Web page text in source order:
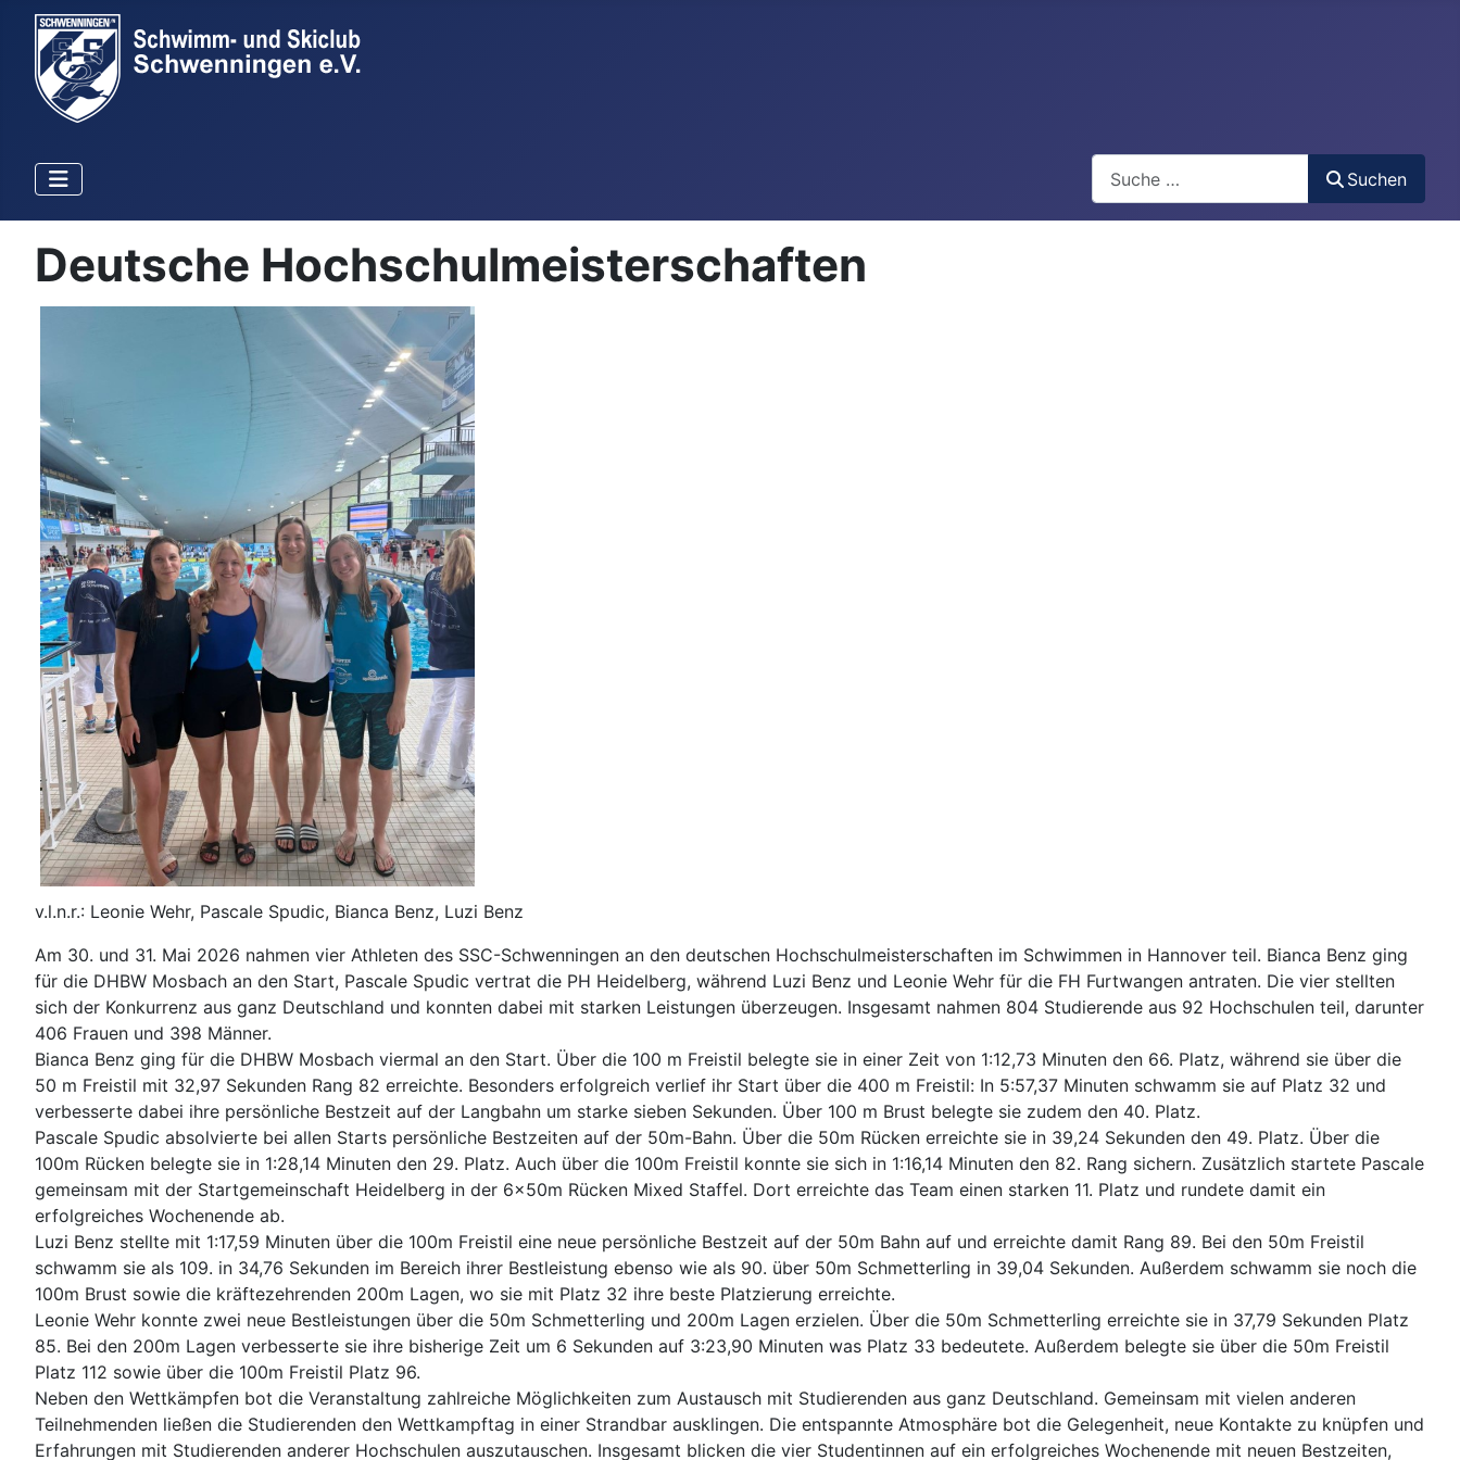
Suchen
Deutsche Hochschulmeisterschaften
v.l.n.r.: Leonie Wehr, Pascale Spudic, Bianca Benz, Luzi Benz
Am 30. und 31. Mai 2026 nahmen vier Athleten des SSC-Schwenningen an den deutschen Hochschulmeisterschaften im Schwimmen in Hannover teil. Bianca Benz ging
für die DHBW Mosbach an den Start, Pascale Spudic vertrat die PH Heidelberg, während Luzi Benz und Leonie Wehr für die FH Furtwangen antraten. Die vier stellten
sich der Konkurrenz aus ganz Deutschland und konnten dabei mit starken Leistungen überzeugen. Insgesamt nahmen 804 Studierende aus 92 Hochschulen teil, darunter
406 Frauen und 398 Männer.
Bianca Benz ging für die DHBW Mosbach viermal an den Start. Über die 100 m Freistil belegte sie in einer Zeit von 1:12,73 Minuten den 66. Platz, während sie über die
50 m Freistil mit 32,97 Sekunden Rang 82 erreichte. Besonders erfolgreich verlief ihr Start über die 400 m Freistil: In 5:57,37 Minuten schwamm sie auf Platz 32 und
verbesserte dabei ihre persönliche Bestzeit auf der Langbahn um starke sieben Sekunden. Über 100 m Brust belegte sie zudem den 40. Platz.
Pascale Spudic absolvierte bei allen Starts persönliche Bestzeiten auf der 50m-Bahn. Über die 50m Rücken erreichte sie in 39,24 Sekunden den 49. Platz. Über die
100m Rücken belegte sie in 1:28,14 Minuten den 29. Platz. Auch über die 100m Freistil konnte sie sich in 1:16,14 Minuten den 82. Rang sichern. Zusätzlich startete Pascale
gemeinsam mit der Startgemeinschaft Heidelberg in der 6x50m Rücken Mixed Staffel. Dort erreichte das Team einen starken 11. Platz und rundete damit ein
erfolgreiches Wochenende ab.
Luzi Benz stellte mit 1:17,59 Minuten über die 100m Freistil eine neue persönliche Bestzeit auf der 50m Bahn auf und erreichte damit Rang 89. Bei den 50m Freistil
schwamm sie als 109. in 34,76 Sekunden im Bereich ihrer Bestleistung ebenso wie als 90. über 50m Schmetterling in 39,04 Sekunden. Außerdem schwamm sie noch die
100m Brust sowie die kräftezehrenden 200m Lagen, wo sie mit Platz 32 ihre beste Platzierung erreichte.
Leonie Wehr konnte zwei neue Bestleistungen über die 50m Schmetterling und 200m Lagen erzielen. Über die 50m Schmetterling erreichte sie in 37,79 Sekunden Platz
85. Bei den 200m Lagen verbesserte sie ihre bisherige Zeit um 6 Sekunden auf 3:23,90 Minuten was Platz 33 bedeutete. Außerdem belegte sie über die 50m Freistil
Platz 112 sowie über die 100m Freistil Platz 96.
Neben den Wettkämpfen bot die Veranstaltung zahlreiche Möglichkeiten zum Austausch mit Studierenden aus ganz Deutschland. Gemeinsam mit vielen anderen
Teilnehmenden ließen die Studierenden den Wettkampftag in einer Strandbar ausklingen. Die entspannte Atmosphäre bot die Gelegenheit, neue Kontakte zu knüpfen und
Erfahrungen mit Studierenden anderer Hochschulen auszutauschen. Insgesamt blicken die vier Studentinnen auf ein erfolgreiches Wochenende mit neuen Bestzeiten,